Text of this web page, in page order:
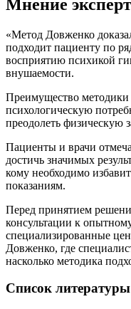
Мнение
«Метод Довженко
подходит пациенту по
восприятию психикой
внушаемости.
Преимущество методики
психологическую
преодолеть физическую
Пациенты и врачи
достичь значимых
кому необходимо
показаниям.
Перед принятием
консультации к
специализированные
Довженко, где
насколько методика
Список литературы